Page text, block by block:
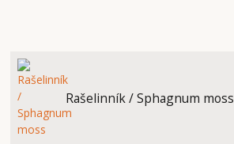
Rašelinník / Sphagnum moss